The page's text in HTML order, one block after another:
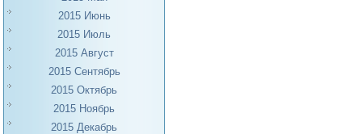
2015 Июнь
2015 Июль
2015 Август
2015 Сентябрь
2015 Октябрь
2015 Ноябрь
2015 Декабрь